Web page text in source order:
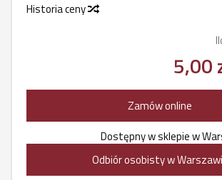
Historia ceny
5,00
Zamów online
Dostępny w sklepie w
Odbiór osobisty w